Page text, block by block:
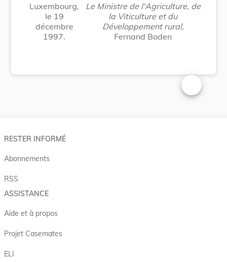
Luxembourg,
le 19
décembre
1997.
Le Ministre de l'Agriculture, de
la Viticulture et du
Développement rural,
Fernand Boden
Changer la
RESTER INFORMÉ
Abonnements
RSS
ASSISTANCE
Aide et à propos
Projet Casemates
ELI